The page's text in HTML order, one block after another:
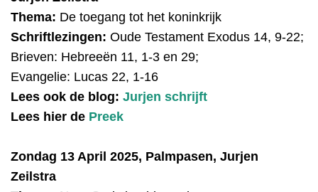
Thema: De toegang tot het koninkrijk
Schriftlezingen: Oude Testament Exodus 14, 9-22;
Brieven: Hebreeën 11, 1-3 en 29;
Evangelie: Lucas 22, 1-16
Lees ook de blog: Jurjen schrijft
Lees hier de Preek
Zondag 13 April 2025, Palmpasen, Jurjen
Zeilstra